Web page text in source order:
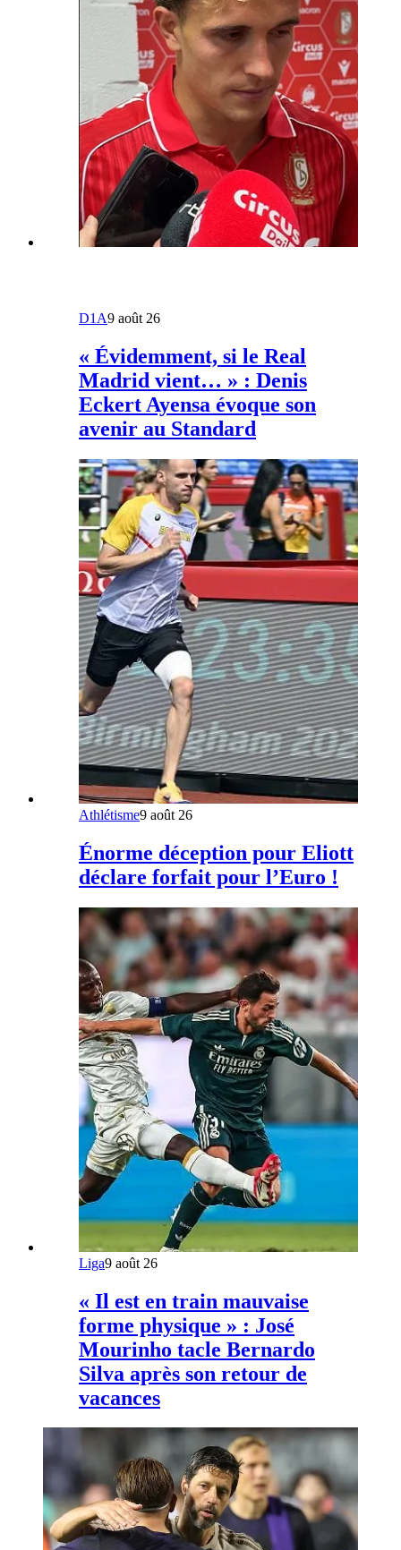
D1A9 août 26
« Évidemment, si le Real
Madrid vient… » : Denis
Eckert Ayensa évoque son
avenir au Standard
Athlétisme9 août 26
Énorme déception pour Eliott
déclare forfait pour l’Euro !
Liga9 août 26
« Il est en train mauvaise
forme physique » : José
Mourinho tacle Bernardo
Silva après son retour de
vacances